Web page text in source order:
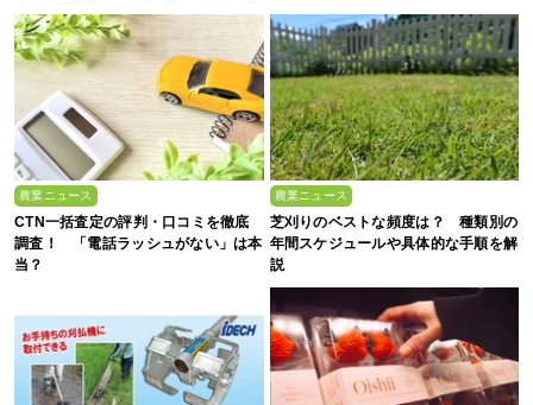
拓く！日本の農の未来 #2】
農業ニュース
CTN一括査定の評判・口コミを徹底
調査！ 「電話ラッシュがない」は本
当？
農業ニュース
芝刈りのベストな頻度は？ 種類別の
年間スケジュールや具体的な手順を解
説